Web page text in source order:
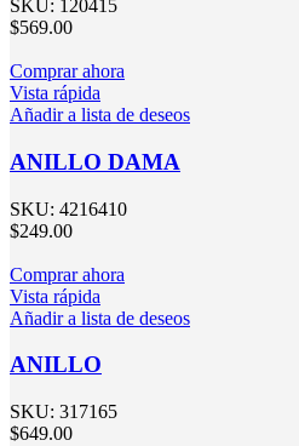
SKU: 120415
$569.00
Comprar ahora
Vista rápida
Añadir a lista de deseos
ANILLO DAMA
SKU: 4216410
$249.00
Comprar ahora
Vista rápida
Añadir a lista de deseos
ANILLO
SKU: 317165
$649.00